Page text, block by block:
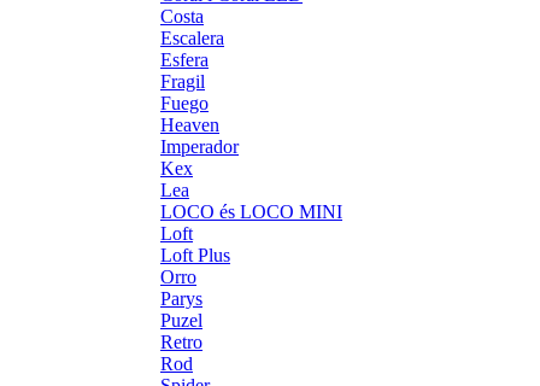
Costa
Escalera
Esfera
Fragil
Fuego
Heaven
Imperador
Kex
Lea
LOCO és LOCO MINI
Loft
Loft Plus
Orro
Parys
Puzel
Retro
Rod